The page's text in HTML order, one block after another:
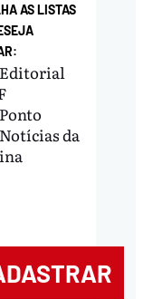
AS LISTAS
Editorial
Ponto
Notícias da